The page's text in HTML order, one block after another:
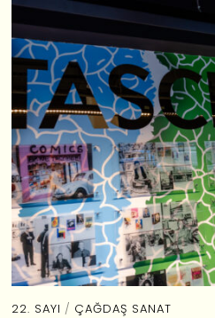
22. SAYI / ÇAĞDAŞ SANAT